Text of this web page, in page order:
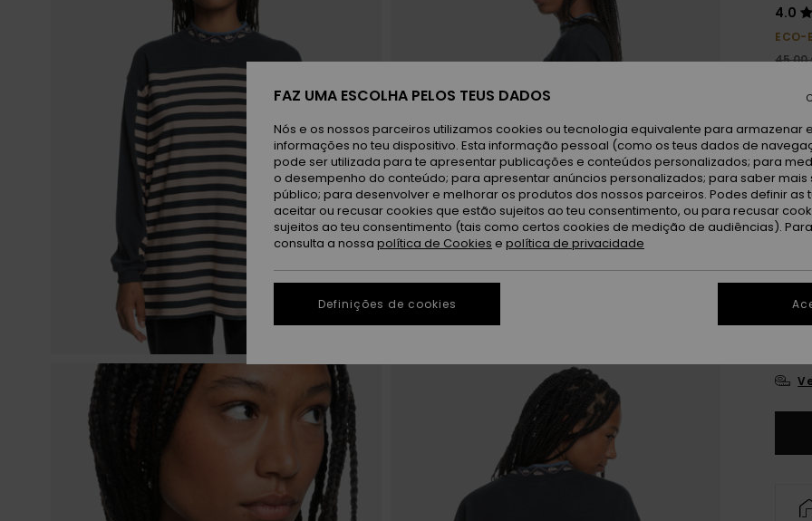
4.0
ECO-
45,00
Cor
FAZ UMA ESCOLHA PELOS TEUS DADOS
Nós e os nossos parceiros utilizamos cookies ou tecnologia equivalente para armazenar
informações no teu dispositivo. Esta informação pessoal (como os teus dados de
pode ser utilizada para te apresentar publicações e conteúdos personalizados; para
o desempenho do conteúdo; para apresentar anúncios personalizados; para saber mais
público; para desenvolver e melhorar os produtos dos nossos parceiros. Podes definir as
aceitar ou recusar cookies que estão sujeitos ao teu consentimento, ou para recusar
sujeitos ao teu consentimento (tais como certos cookies de medição de audiências).
consulta a nossa política de Cookies e política de privacidade
Definições de cookies